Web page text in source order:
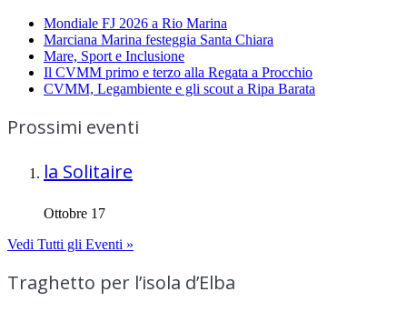
Mondiale FJ 2026 a Rio Marina
Marciana Marina festeggia Santa Chiara
Mare, Sport e Inclusione
Il CVMM primo e terzo alla Regata a Procchio
CVMM, Legambiente e gli scout a Ripa Barata
Prossimi eventi
la Solitaire
Ottobre 17
Vedi Tutti gli Eventi »
Traghetto per l’isola d’Elba